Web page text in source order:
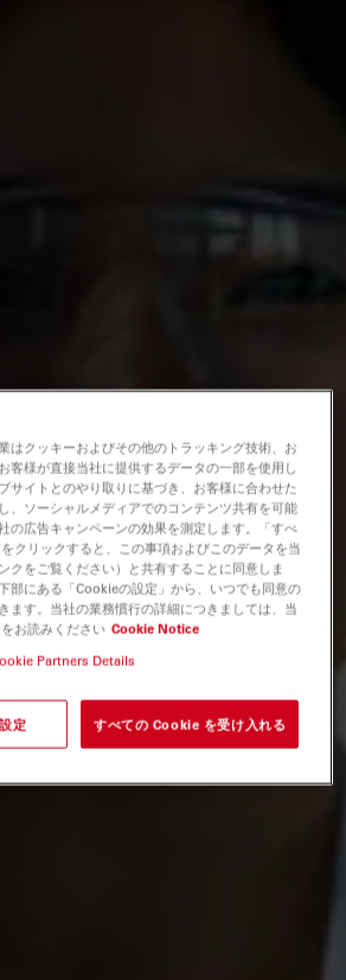
はクッキーおよびその他のトラッキング技術、お
客様が直接当社に提供するデータの一部を使用し
サイトとのやり取りに基づき、お客様に合わせた
、ソーシャルメディアでのコンテンツ共有を可能
の広告キャンペーンの効果を測定します。「すべ
クリックすると、この事項およびこのデータを当
クをご覧ください）と共有することに同意しま
部にある「Cookieの設定」から、いつでも同意の
ます。当社の業務慣行の詳細につきましては、当
お読みください Cookie Notice
Partners Details
定 すべての Cookie を受け入れる